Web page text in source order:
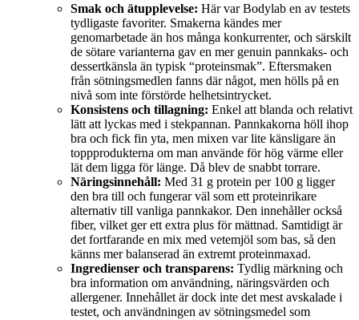
Smak och ätupplevelse: Här var Bodylab en av testets
tydligaste favoriter. Smakerna kändes mer
genomarbetade än hos många konkurrenter, och särskilt
de sötare varianterna gav en mer genuin pannkaks- och
dessertkänsla än typisk “proteinsmak”. Eftersmaken
från sötningsmedlen fanns där något, men hölls på en
nivå som inte förstörde helhetsintrycket.
Konsistens och tillagning: Enkel att blanda och relativt
lätt att lyckas med i stekpannan. Pannkakorna höll ihop
bra och fick fin yta, men mixen var lite känsligare än
toppprodukterna om man använde för hög värme eller
lät dem ligga för länge. Då blev de snabbt torrare.
Näringsinnehåll: Med 31 g protein per 100 g ligger
den bra till och fungerar väl som ett proteinrikare
alternativ till vanliga pannkakor. Den innehåller också
fiber, vilket ger ett extra plus för mättnad. Samtidigt är
det fortfarande en mix med vetemjöl som bas, så den
känns mer balanserad än extremt proteinmaxad.
Ingredienser och transparens: Tydlig märkning och
bra information om användning, näringsvärden och
allergener. Innehållet är dock inte det mest avskalade i
testet, och användningen av sötningsmedel som